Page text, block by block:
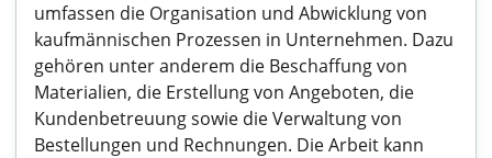
umfassen die Organisation und Abwicklung von
kaufmännischen Prozessen in Unternehmen. Dazu
gehören unter anderem die Beschaffung von
Materialien, die Erstellung von Angeboten, die
Kundenbetreuung sowie die Verwaltung von
Bestellungen und Rechnungen. Die Arbeit kann